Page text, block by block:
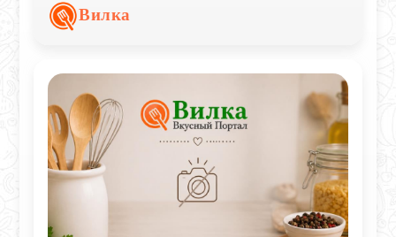
варки ингредиенты превращаются в
густую, однородную массу с гладкой и
тортов, тартов или может подаваться как
самостоятельное лакомство - например,
с ягодами или печеньем. Главная
особенность - термическая обработка,
при которой компоненты
«завариваются», образуя стабильную
структуру без комков. В завершение
добавляется сливочное масло,
придающее крему мягкость, блеск и
Вилка